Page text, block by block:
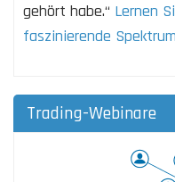
gehört habe.“ Lernen
faszinierende
Trading-Webinare